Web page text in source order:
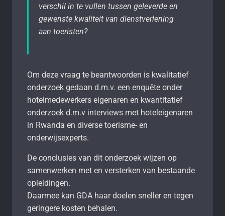
verschil in te vullen tussen geleverde en
gewenste kwaliteit van dienstverlening
aan toeristen?
Om deze vraag te beantwoorden is kwalitatief
onderzoek gedaan d.m.v. een enquête onder
hotelmedewerkers eigenaren en kwantitatief
onderzoek d.m.v interviews met hoteleigenaren
in Rwanda en diverse toerisme- en
onderwijsexperts.
De conclusies van dit onderzoek wijzen op
samenwerken met en versterken van bestaande
opleidingen.
Daarmee kan GDA haar doelen sneller en tegen
geringere kosten behalen.